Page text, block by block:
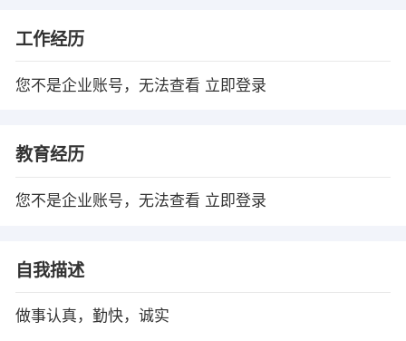
工作经历
您不是企业账号，无法查看 立即登录
教育经历
您不是企业账号，无法查看 立即登录
自我描述
做事认真，勤快，诚实